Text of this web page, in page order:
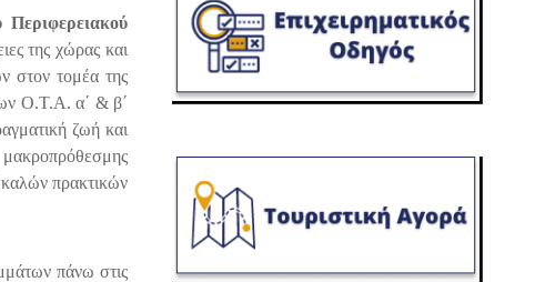
Περιφερειακού
της χώρας και
στον τομέα της
Ο.Τ.Α. α΄ & β΄
ζωή και
καλών πρακτικών
πάνω στις